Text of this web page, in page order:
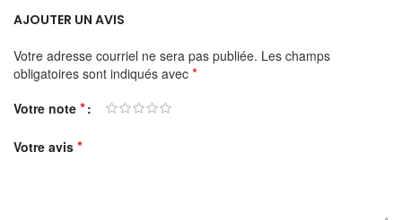
AJOUTER UN AVIS
Votre adresse courriel ne sera pas publiée. Les champs
obligatoires sont indiqués avec *
Votre note *
Votre avis *